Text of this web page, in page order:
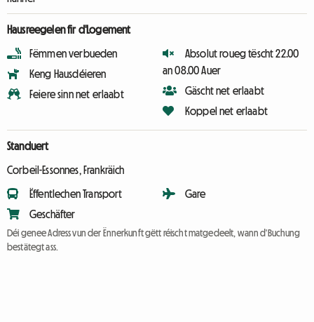
Hausreegelen fir d'Logement
Fëmmen verbueden
Keng Hausdéieren
Feiere sinn net erlaabt
Absolut roueg tëscht 22.00
an 08.00 Auer
Gäscht net erlaabt
Koppel net erlaabt
Standuert
Corbeil-Essonnes, Frankräich
Ëffentlechen Transport
Geschäfter
Gare
Déi genee Adress vun der Ënnerkunft gëtt réischt matgedeelt, wann d'Buchung
bestätegt ass.